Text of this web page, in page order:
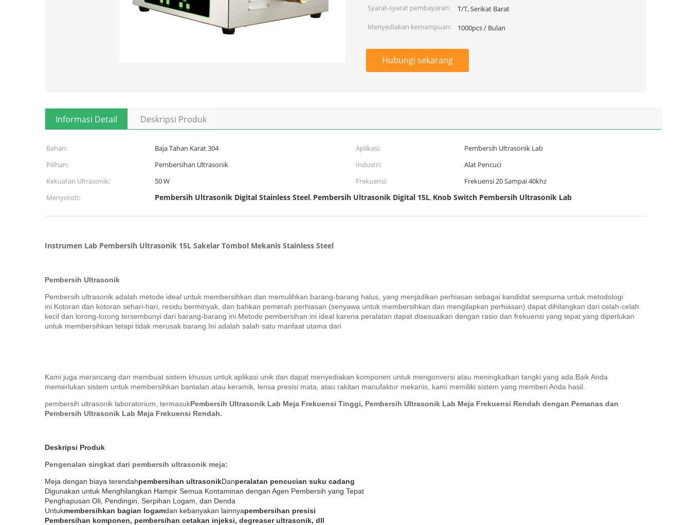
Syarat-syarat pembayaran:
T/T, Serikat Barat
Menyediakan kemampuan:
1000pcs / Bulan
Hubungi sekarang
Informasi Detail Deskripsi Produk
Bahan: Baja Tahan Karat 304 Aplikasi:
Pembersih Ultrasonik Lab
Pilihan:
Pembersihan Ultrasonik Industri:
Alat Pencuci
Kekuatan Ultrasonik:
50 W Frekuensi:
Frekuensi 20 Sampai 40khz
Menyoroti:
Pembersih Ultrasonik Digital Stainless Steel, Pembersih Ultrasonik Digital 15L, Knob Switch Pembersih Ultrasonik Lab
Instrumen Lab Pembersih Ultrasonik 15L Sakelar Tombol Mekanis Stainless Steel
Pembersih Ultrasonik
Pembersih ultrasonik adalah metode ideal untuk membersihkan dan memulihkan barang-barang halus, yang menjadikan perhiasan sebagai kandidat sempurna untuk metodologi
ini.Kotoran dan kotoran sehari-hari, residu berminyak, dan bahkan pemerah perhiasan (senyawa untuk membersihkan dan mengilapkan perhiasan) dapat dihilangkan dari celah-celah
kecil dan lorong-lorong tersembunyi dari barang-barang ini.Metode pembersihan ini ideal karena peralatan dapat disesuaikan dengan rasio dan frekuensi yang tepat yang diperlukan
untuk membersihkan tetapi tidak merusak barang.Ini adalah salah satu manfaat utama dari
Kami juga merancang dan membuat sistem khusus untuk aplikasi unik dan dapat menyediakan komponen untuk mengonversi atau meningkatkan tangki yang ada.Baik Anda
memerlukan sistem untuk membersihkan bantalan atau keramik, lensa presisi mata, atau rakitan manufaktur mekanis, kami memiliki sistem yang memberi Anda hasil.
pembersih ultrasonik laboratorium, termasukPembersih Ultrasonik Lab Meja Frekuensi Tinggi, Pembersih Ultrasonik Lab Meja Frekuensi Rendah dengan Pemanas dan
Pembersih Ultrasonik Lab Meja Frekuensi Rendah.
Deskripsi Produk
Pengenalan singkat dari pembersih ultrasonik meja:
Meja dengan biaya terendahpembersihan ultrasonikDanperalatan pencucian suku cadang
Digunakan untuk Menghilangkan Hampir Semua Kontaminan dengan Agen Pembersih yang Tepat
Penghapusan Oli, Pendingin, Serpihan Logam, dan Denda
Untukmembersihkan bagian logamdan kebanyakan lainnyapembersihan presisi
Pembersihan komponen, pembersihan cetakan injeksi, degreaser ultrasonik, dll